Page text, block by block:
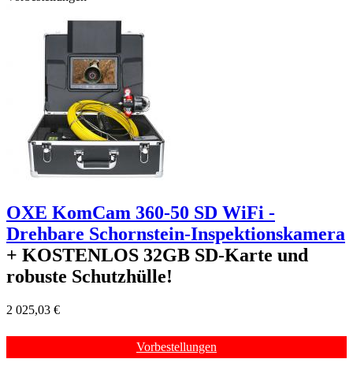
+
OXE KomCam 360-50 SD WiFi -
Drehbare Schornstein-Inspektionskamera
+ KOSTENLOS 32GB SD-Karte und
robuste Schutzhülle!
2 025,03 €
Vorbestellungen